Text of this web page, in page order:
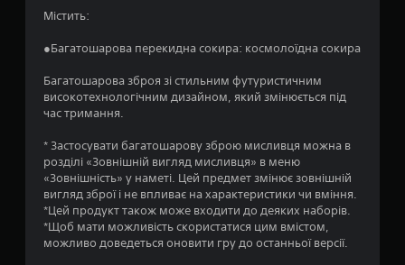
.
п
’
я
т
Містить:
●Багатошарова перекидна сокира: космолоїдна сокира
Багатошарова зброя зі стильним футуристичним
високотехнологічним дизайном, який змінюється під
час тримання.
* Застосувати багатошарову зброю мисливця можна в
розділі «Зовнішній вигляд мисливця» в меню
«Зовнішність» у наметі. Цей предмет змінює зовнішній
вигляд зброї і не впливає на характеристики чи вміння.
*Цей продукт також може входити до деяких наборів.
*Щоб мати можливість скористатися цим вмістом,
можливо доведеться оновити гру до останньої версії.